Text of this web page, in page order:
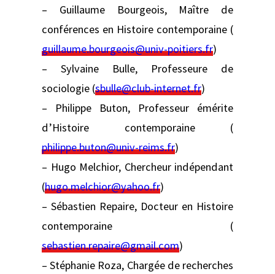
– Guillaume Bourgeois, Maître de
conférences en Histoire contemporaine (
guillaume.bourgeois@univ-poitiers.fr)
– Sylvaine Bulle, Professeure de
sociologie (sbulle@club-internet.fr)
– Philippe Buton, Professeur émérite
d’Histoire contemporaine (
philippe.buton@univ-reims.fr)
– Hugo Melchior, Chercheur indépendant
(hugo.melchior@yahoo.fr)
– Sébastien Repaire, Docteur en Histoire
contemporaine (
sebastien.repaire@gmail.com)
– Stéphanie Roza, Chargée de recherches